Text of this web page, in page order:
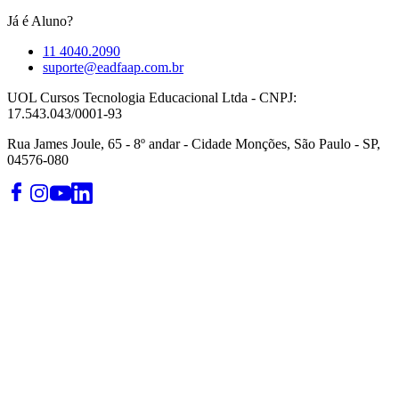
Já é Aluno?
11 4040.2090
suporte@eadfaap.com.br
UOL Cursos Tecnologia Educacional Ltda - CNPJ:
17.543.043/0001-93
Rua James Joule, 65 - 8º andar - Cidade Monções, São Paulo - SP,
04576-080